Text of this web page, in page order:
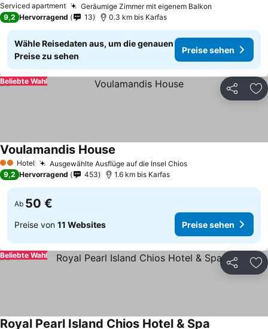
Serviced apartment Geräumige Zimmer mit eigenem Balkon
9,2 Hervorragend 13 0.3 km bis Karfas
Wähle Reisedaten aus, um die genauen
Preise zu sehen
Preise sehen
Teilen
Beliebte Wahl
2 Sterne
Hotel Ausgewählte Ausflüge auf die Insel Chios
Voulamandis House
9,2 Hervorragend 453 1.6 km bis Karfas
Ab 50 €
Preise von 11 Websites Preise sehen
Teilen
Beliebte Wahl
Royal Pearl Island Chios Hotel & Spa